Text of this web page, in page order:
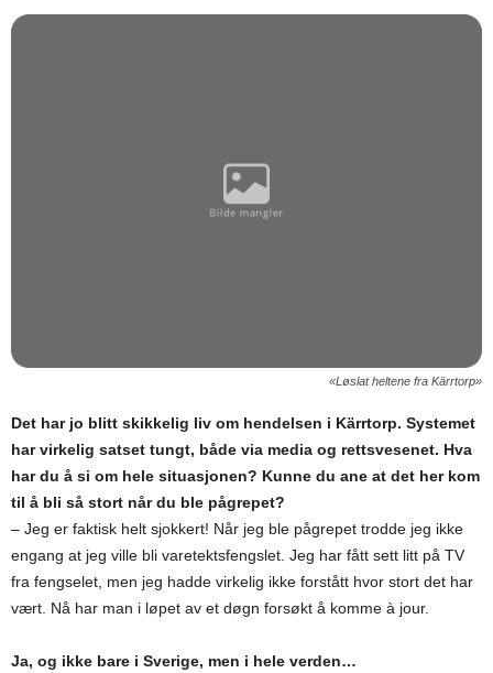
«Løslat heltene fra Kärrtorp»
Det har jo blitt skikkelig liv om hendelsen i Kärrtorp. Systemet
har virkelig satset tungt, både via media og rettsvesenet. Hva
har du å si om hele situasjonen? Kunne du ane at det her kom
til å bli så stort når du ble pågrepet?
– Jeg er faktisk helt sjokkert! Når jeg ble pågrepet trodde jeg ikke
engang at jeg ville bli varetektsfengslet. Jeg har fått sett litt på TV
fra fengselet, men jeg hadde virkelig ikke forstått hvor stort det har
vært. Nå har man i løpet av et døgn forsøkt å komme à jour.
Ja, og ikke bare i Sverige, men i hele verden…